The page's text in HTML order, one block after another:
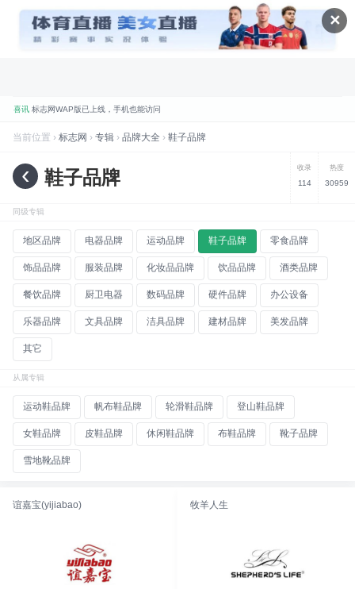
✕
喜讯 标志网WAP版已上线，手机也能访问
品牌标志网，世界知名品牌标志大全
规划 标志网新增品牌大全栏目
数据标志网已汇聚超过 9,000+ 品牌标志
数据标志网已累计超过 78,992,492 次浏览
品牌 找品牌、找标志就到标志网
当前位置 › 标志网 › 专辑 › 品牌大全 › 鞋子品牌
‹ 鞋子品牌 收录
114
热度
30959
同级专辑
地区品牌 电器品牌 运动品牌 鞋子品牌 零食品牌
饰品品牌 服装品牌 化妆品品牌 饮品品牌 酒类品牌
餐饮品牌 厨卫电器 数码品牌 硬件品牌 办公设备
乐器品牌 文具品牌 洁具品牌 建材品牌 美发品牌
其它
从属专辑
运动鞋品牌 帆布鞋品牌 轮滑鞋品牌 登山鞋品牌
女鞋品牌 皮鞋品牌 休闲鞋品牌 布鞋品牌 靴子品牌
雪地靴品牌
谊嘉宝(yijiabao) 牧羊人生